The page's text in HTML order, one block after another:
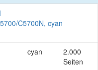
C5700N, cyan
cyan
2.000
Seiten